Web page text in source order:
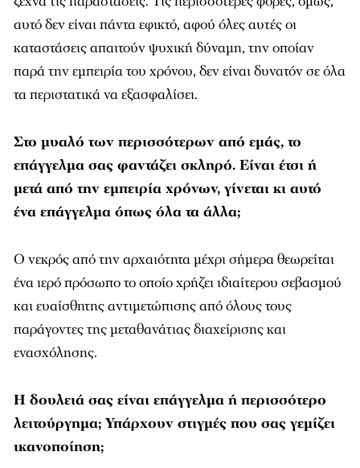
αυτό δεν είναι πάντα εφικτό, αφού όλες αυτές οι
καταστάσεις απαιτούν ψυχική δύναμη, την οποίαν
παρά την εμπειρία του χρόνου, δεν είναι δυνατόν σε όλα
τα περιστατικά να εξασφαλίσει.
Στο μυαλό των περισσότερων από εμάς, το
επάγγελμα σας φαντάζει σκληρό. Είναι έτσι ή
μετά από την εμπειρία χρόνων, γίνεται κι αυτό
ένα επάγγελμα όπως όλα τα άλλα;
Ο νεκρός από την αρχαιότητα μέχρι σήμερα θεωρείται
ένα ιερό πρόσωπο το οποίο χρήζει ιδιαίτερου σεβασμού
και ευαίσθητης αντιμετώπισης από όλους τους
παράγοντες της μεταθανάτιας διαχείρισης και
ενασχόλησης.
Η δουλειά σας είναι επάγγελμα ή περισσότερο
λειτούργημα; Υπάρχουν στιγμές που σας γεμίζει
ικανοποίηση;